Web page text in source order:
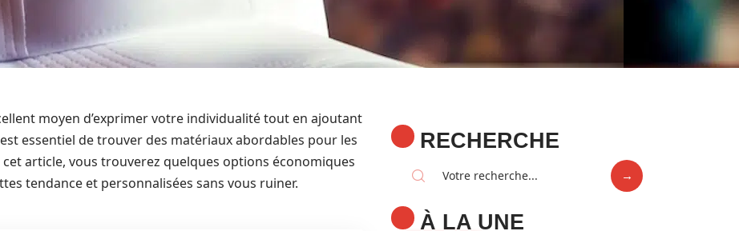
moyen d’exprimer votre individualité tout en ajoutant
essentiel de trouver des matériaux abordables pour les
article, vous trouverez quelques options économiques
tendance et personnalisées sans vous ruiner.
RECHERCHE
À LA UNE